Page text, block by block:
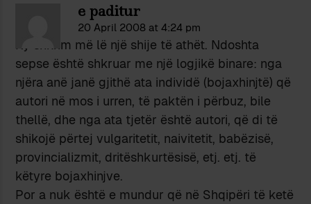
e paditur
20 April 2008 at 4:24 pm
Ky shkrim më lë një shije të athët. Ndoshta
sepse është shkruar me një logjikë binare: nga
njëra anë janë gjithë ata individë (bojaxhinjtë) që
autori në mos i urren, të paktën i përbuz, bile
thellë, dhe nga ata tjetër është autori, që di të
shikojë përtej vulgaritetit, naivitetit, babëzisë,
provincializmit, dritëshkurtësisë, etj. etj. të
këtyre bojaxhinjve.
Por a nuk është e mundur që në Shqipëri të ketë